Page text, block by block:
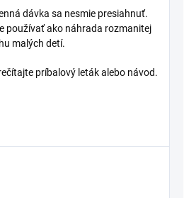
dávka sa nesmie presiahnuť.
používať ako náhrada rozmanitej
malých detí.
príbalový leták alebo návod.